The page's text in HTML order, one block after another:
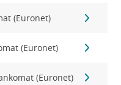
(Euronet)
(Euronet)
(Euronet)